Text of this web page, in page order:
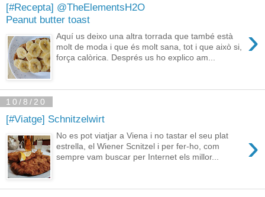
[#Recepta] @TheElementsH2O
Peanut butter toast
›
Aquí us deixo una altra torrada que també està
molt de moda i que és molt sana, tot i que això si,
força calòrica. Després us ho explico am...
10/8/20
[#Viatge] Schnitzelwirt
›
No es pot viatjar a Viena i no tastar el seu plat
estrella, el Wiener Scnitzel i per fer-ho, com
sempre vam buscar per Internet els millor...